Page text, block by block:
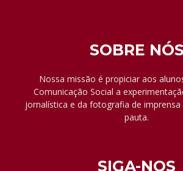
SOBRE NÓS
Nossa missão é propiciar aos
Comunicação Social a
jornalística e da fotografia de
pauta.
SIGA-NOS